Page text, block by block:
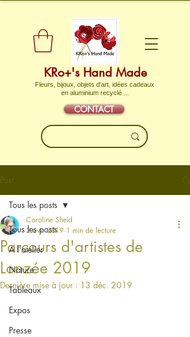
KRo+'s Hand Made
Fleurs, bijoux, objets d'art, idées cadeaux
en aluminium recyclé ...
CONTACT
Post
Tous les posts
A l'atelier
Nature
Tableaux
Expos
Presse
Tous les posts
Parcours d'artistes de
Lonzée 2019
Caroline Sheid
2 avr. 2019 1 min de lecture
Dernière mise à jour : 13 déc. 2019